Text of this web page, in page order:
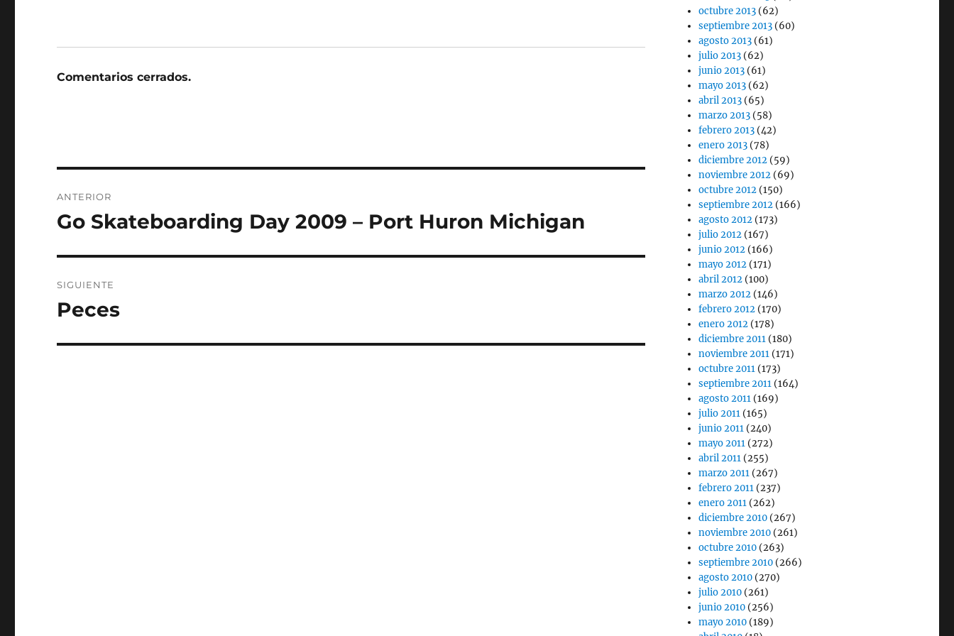
Comentarios cerrados.
de
ANTERIOR
Entrada
Go Skateboarding Day 2009 – Port Huron Michigan
SIGUIENTE
Entrada
Peces
octubre 2013 (62)
septiembre 2013 (60)
agosto 2013 (61)
julio 2013 (62)
junio 2013 (61)
mayo 2013 (62)
abril 2013 (65)
marzo 2013 (58)
febrero 2013 (42)
enero 2013 (78)
diciembre 2012 (59)
noviembre 2012 (69)
octubre 2012 (150)
septiembre 2012 (166)
agosto 2012 (173)
julio 2012 (167)
junio 2012 (166)
mayo 2012 (171)
abril 2012 (100)
marzo 2012 (146)
febrero 2012 (170)
enero 2012 (178)
diciembre 2011 (180)
noviembre 2011 (171)
octubre 2011 (173)
septiembre 2011 (164)
agosto 2011 (169)
julio 2011 (165)
junio 2011 (240)
mayo 2011 (272)
abril 2011 (255)
marzo 2011 (267)
febrero 2011 (237)
enero 2011 (262)
diciembre 2010 (267)
noviembre 2010 (261)
octubre 2010 (263)
septiembre 2010 (266)
agosto 2010 (270)
julio 2010 (261)
junio 2010 (256)
mayo 2010 (189)